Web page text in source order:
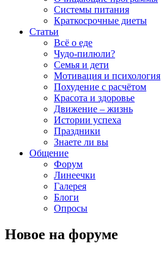
Системы питания
Краткосрочные диеты
Статьи
Всё о еде
Чудо-пилюли?
Семья и дети
Мотивация и психология
Похудение с расчётом
Красота и здоровье
Движение – жизнь
Истории успеха
Праздники
Знаете ли вы
Общение
Форум
Линеечки
Галерея
Блоги
Опросы
Новое на форуме